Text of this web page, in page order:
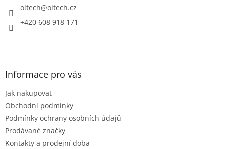
oltech@oltech.cz
+420 608 918 171
Informace pro vás
Jak nakupovat
Obchodní podmínky
Podmínky ochrany osobních údajů
Prodávané značky
Kontakty a prodejní doba